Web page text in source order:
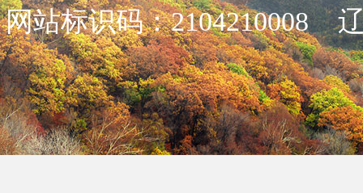
网站标识码：2104210008